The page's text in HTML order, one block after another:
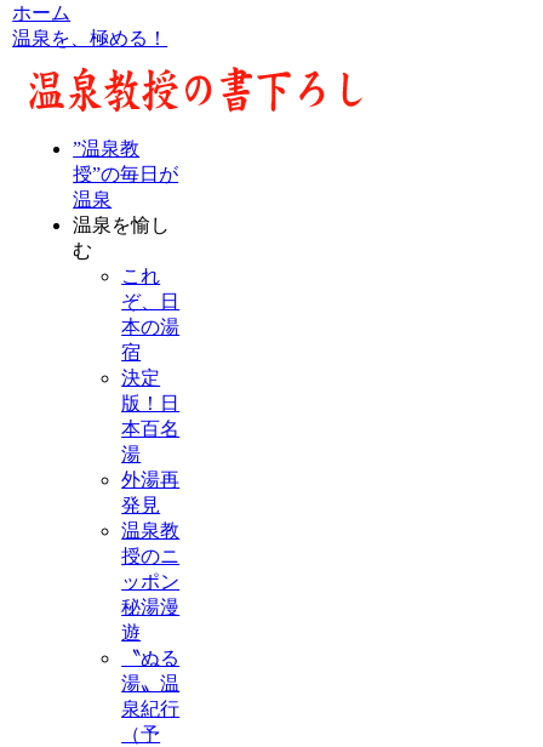
ホーム
温泉を、極める！
”温泉教
授”の毎日が
温泉
温泉を愉し
む
これ
ぞ、日
本の湯
宿
決定
版！日
本百名
湯
外湯再
発見
温泉教
授のニ
ッポン
秘湯漫
遊
〝ぬる
湯〟温
泉紀行
（予